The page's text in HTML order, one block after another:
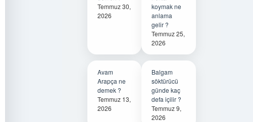
Temmuz 30,
2026
koymak ne
anlama
gelir ?
Temmuz 25,
2026
Avam
Arapça ne
demek ?
Temmuz 13,
2026
Balgam
söktürücü
günde kaç
defa içilir ?
Temmuz 9,
2026